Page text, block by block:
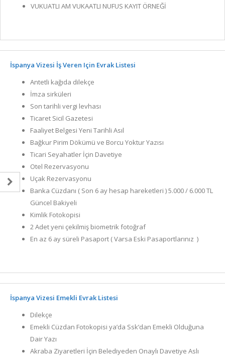
VUKUATLI AM VUKAATLI NUFUS KAYIT ÖRNEĞİ
İspanya Vizesi İş Veren Için Evrak Listesi
Antetli kağıda dilekçe
İmza sirküleri
Son tarihli vergi levhası
Ticaret Sicil Gazetesi
Faaliyet Belgesi Yeni Tarihli Asıl
Bağkur Pirim Dökümü ve Borcu Yoktur Yazısı
Ticari Seyahatler İçin Davetiye
Otel Rezervasyonu
Uçak Rezervasyonu
Banka Cüzdanı ( Son 6 ay hesap hareketleri ) 5.000 / 6.000 TL
Güncel Bakiyeli
Kimlik Fotokopisi
2 Adet yeni çekilmiş biometrik fotoğraf
En az 6 ay süreli Pasaport ( Varsa Eski Pasaportlarınız )
İspanya Vizesi Emekli Evrak Listesi
Dilekçe
Emekli Cüzdan Fotokopisi ya’da Ssk’dan Emekli Olduğuna
Dair Yazı
Akraba Ziyaretleri İçin Belediyeden Onaylı Davetiye Aslı